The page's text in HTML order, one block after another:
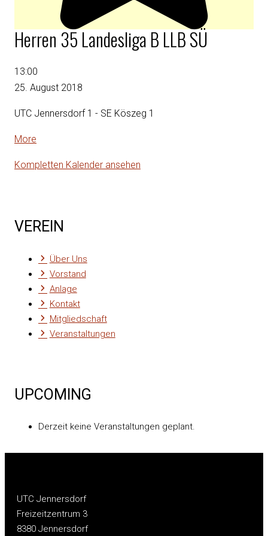
Herren 35 Landesliga B LLB SÜ
Herren
35
B
LLB
13:00
25. August 2018
UTC Jennersdorf 1 - SE Köszeg 1
More
Kompletten Kalender ansehen
VEREIN
Über Uns
Vorstand
Anlage
Kontakt
Mitgliedschaft
Veranstaltungen
UPCOMING
Derzeit keine Veranstaltungen geplant.
UTC Jennersdorf
Freizeitzentrum 3
8380 Jennersdorf